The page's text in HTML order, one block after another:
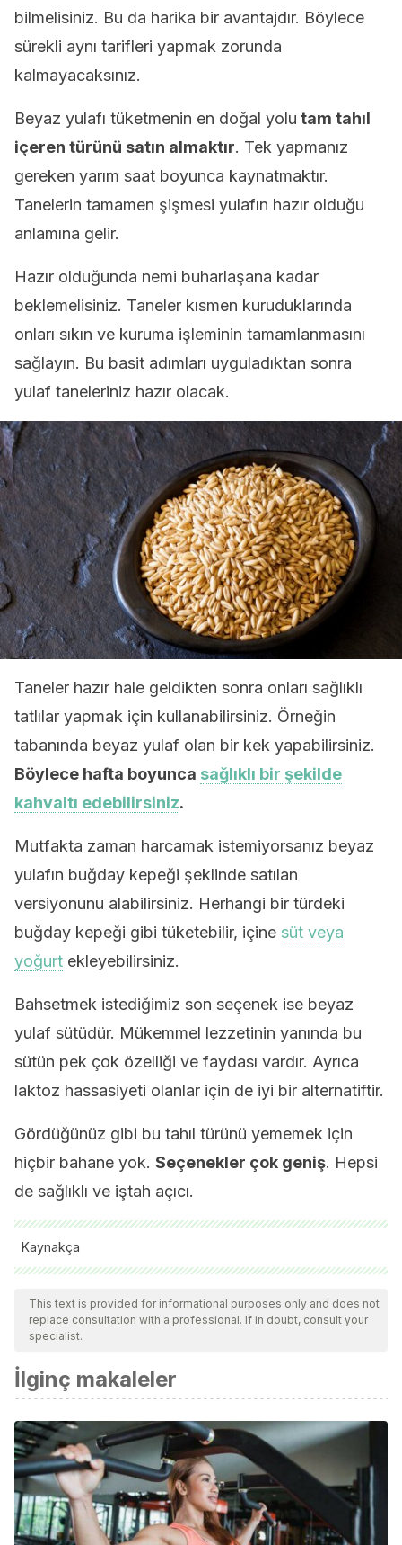
bilmelisiniz. Bu da harika bir avantajdır. Böylece
sürekli aynı tarifleri yapmak zorunda
kalmayacaksınız.
Beyaz yulafı tüketmenin en doğal yolu tam tahıl
içeren türünü satın almaktır. Tek yapmanız
gereken yarım saat boyunca kaynatmaktır.
Tanelerin tamamen şişmesi yulafın hazır olduğu
anlamına gelir.
Hazır olduğunda nemi buharlaşana kadar
beklemelisiniz. Taneler kısmen kuruduklarında
onları sıkın ve kuruma işleminin tamamlanmasını
sağlayın. Bu basit adımları uyguladıktan sonra
yulaf taneleriniz hazır olacak.
Taneler hazır hale geldikten sonra onları sağlıklı
tatlılar yapmak için kullanabilirsiniz. Örneğin
tabanında beyaz yulaf olan bir kek yapabilirsiniz.
Böylece hafta boyunca sağlıklı bir şekilde
kahvaltı edebilirsiniz.
Mutfakta zaman harcamak istemiyorsanız beyaz
yulafın buğday kepeği şeklinde satılan
versiyonunu alabilirsiniz. Herhangi bir türdeki
buğday kepeği gibi tüketebilir, içine süt veya
yoğurt ekleyebilirsiniz.
Bahsetmek istediğimiz son seçenek ise beyaz
yulaf sütüdür. Mükemmel lezzetinin yanında bu
sütün pek çok özelliği ve faydası vardır. Ayrıca
laktoz hassasiyeti olanlar için de iyi bir alternatiftir.
Gördüğünüz gibi bu tahıl türünü yememek için
hiçbir bahane yok. Seçenekler çok geniş. Hepsi
de sağlıklı ve iştah açıcı.
Kaynakça
Medicinal Plants. https://doi.org/10.1007/978-94-007-5653-
3_13
This text is provided for informational purposes only and does not
replace consultation with a professional. If in doubt, consult your
specialist.
İlginç makaleler